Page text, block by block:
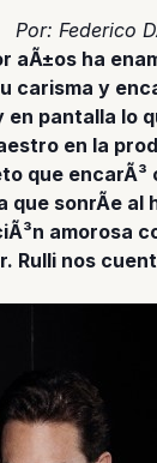
Por: Federico
aÃ±os ha
carisma y
en pantalla lo
en la
que encarÃ³
que sonrÃ­e al
amorosa
Rulli nos